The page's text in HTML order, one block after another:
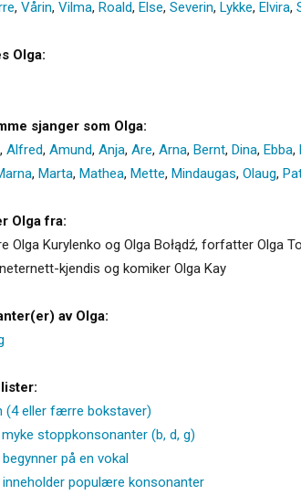
, Vårin, Vilma, Roald, Else, Severin, Lykke, Elvira,
Olga:
sjanger som Olga:
, Alfred, Amund, Anja, Are, Arna, Bernt, Dina, Ebba,
, Marta, Mathea, Mette, Mindaugas, Olaug,
Olga fra:
Olga Kurylenko og Olga Bołądź, forfatter Olga
kjendis og komiker Olga Kay
av Olga:
(4 eller færre bokstaver)
stoppkonsonanter (b, d, g)
på en vokal
populære konsonanter